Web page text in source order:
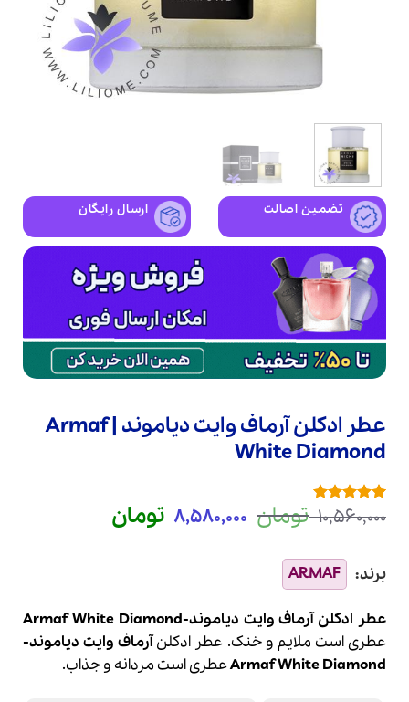
تضمین اصالت ارسال رایگان
عطر ادکلن آرماف وایت دیاموند | Armaf
White Diamond
امتیازدهی5
1
مشتری
10,560,000 تومان قیمت
اصلی
8,580,000 تومانقیمت
فعلی
عطر ادکلن آرماف وایت دیاموند-Armaf White Diamond
عطری است ملایم و خنک. عطر ادکلنآرمافوایت دیاموند-
ArmafWhite Diamond عطری است مردانه و جذاب.